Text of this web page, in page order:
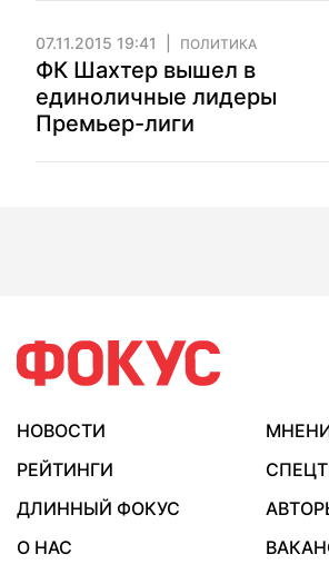
07.11.2015 19:41 ПОЛИТИКА
ФК Шахтер вышел в
единоличные лидеры
Премьер-лиги
НОВОСТИ
РЕЙТИНГИ
ДЛИННЫЙ ФОКУС
О НАС